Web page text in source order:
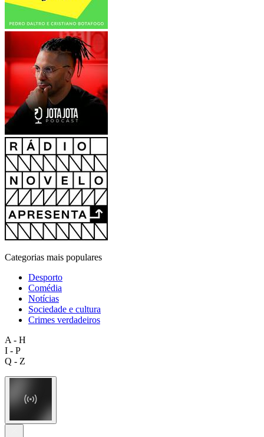
Categorias mais populares
Desporto
Comédia
Notícias
Sociedade e cultura
Crimes verdadeiros
A - H
I - P
Q - Z